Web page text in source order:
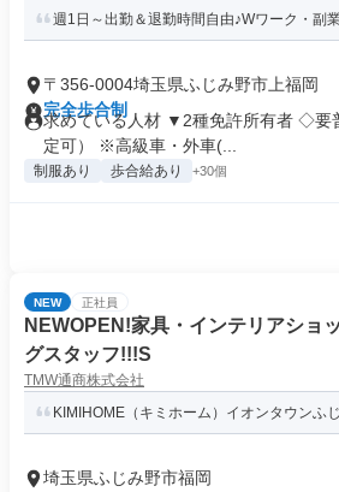
週1日～出勤＆退勤時間自由♪Wワーク・副
〒356-0004埼玉県ふじみ野市上福岡
完全歩合制
求めている人材 ▼2種免許所有者 ◇要
定可） ※高級車・外車(...
制服あり 歩合給あり +30個
NEW 正社員
NEWOPEN!家具・インテリアショ
グスタッフ!!!S
TMW通商株式会社
KIMIHOME（キミホーム）イオンタウンふ
埼玉県ふじみ野市福岡